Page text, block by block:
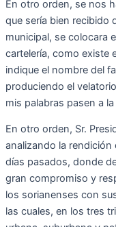
En otro orden, se nos
que sería bien recibido
municipal, se colocara
cartelería, como existe
indique el nombre del
produciendo el
mis palabras pasen a
En otro orden, Sr.
analizando la
días pasados, donde
gran compromiso y
los sorianenses con
las cuales, en los tres